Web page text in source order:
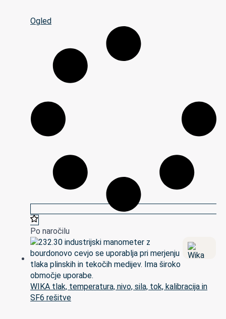
Ogled
Po naročilu
WIKA tlak, temperatura, nivo, sila, tok, kalibracija in
SF6 rešitve